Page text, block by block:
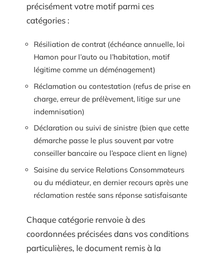
précisément votre motif parmi ces
catégories :
Résiliation de contrat (échéance annuelle, loi
Hamon pour l’auto ou l’habitation, motif
légitime comme un déménagement)
Réclamation ou contestation (refus de prise en
charge, erreur de prélèvement, litige sur une
indemnisation)
Déclaration ou suivi de sinistre (bien que cette
démarche passe le plus souvent par votre
conseiller bancaire ou l’espace client en ligne)
Saisine du service Relations Consommateurs
ou du médiateur, en dernier recours après une
réclamation restée sans réponse satisfaisante
Chaque catégorie renvoie à des
coordonnées précisées dans vos conditions
particulières, le document remis à la